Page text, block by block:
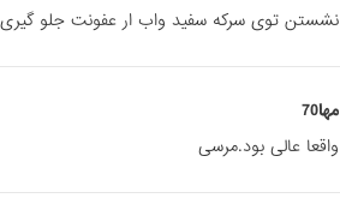
نشستن توی سرکه سفید واب ار عفونت جلو گیری
مها70
واقعا عالی بود.مرسی